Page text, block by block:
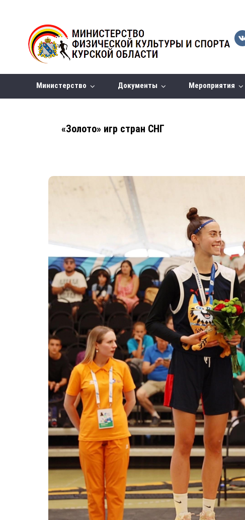
Министерство Документы Мероприятия
«Золото» игр стран СНГ